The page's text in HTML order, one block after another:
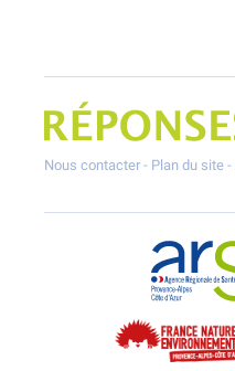
Projet Réponses - Réduire les
Nous contacter - Plan du site -